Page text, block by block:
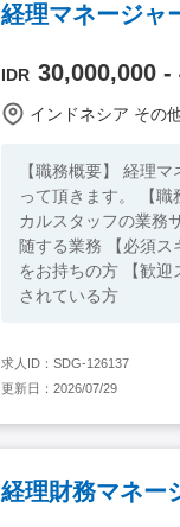
経理マネージャ
IDR 30,000,000 -
インドネシア その
【職務概要】 経理マネージャーとして、経理業務ならびにインドネシア人ローカルスタッフのマネジメント業務を行
って頂きます。 【
カルスタッフの業務サ
随する業務 【必須スキル】 ◆経理経験を２年以上お持ちの方 ◆業務上コミュニケーション可能なインドネシア語力
をお持ちの方 【歓
されている方
求人ID：SDG-126137
更新日：2026/07/29
経理財務マネー